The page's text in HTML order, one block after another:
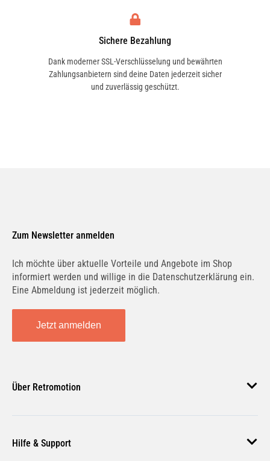
Sichere Bezahlung
Dank moderner SSL-Verschlüsselung und bewährten
Zahlungsanbietern sind deine Daten jederzeit sicher
und zuverlässig geschützt.
Zum Newsletter anmelden
Ich möchte über aktuelle Vorteile und Angebote im Shop
informiert werden und willige in die Datenschutzerklärung ein.
Eine Abmeldung ist jederzeit möglich.
Jetzt anmelden
Über Retromotion
Unsere Jobs
Hilfe & Support